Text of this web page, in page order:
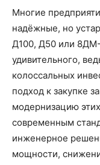
Многие
надёжные, но
Д100, Д50 или
удивительного,
колоссальных
подход к закупке
модернизацию
современным
инженерное
мощности,